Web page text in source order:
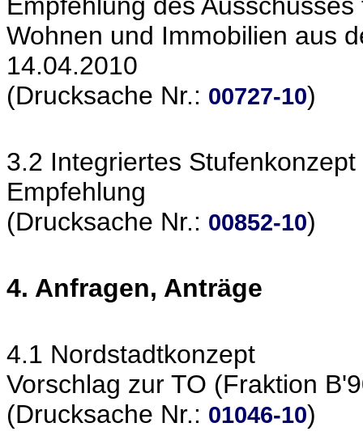
Wohnen und Immobilien aus
14.04.2010
(Drucksache Nr.: 00727-10)
3.2 Integriertes
Empfehlung
(Drucksache Nr.: 00852-10)
4. Anfragen, Anträge
4.1 Nordstadtkonzept
Vorschlag zur TO (Fraktion
(Drucksache Nr.: 01046-10)